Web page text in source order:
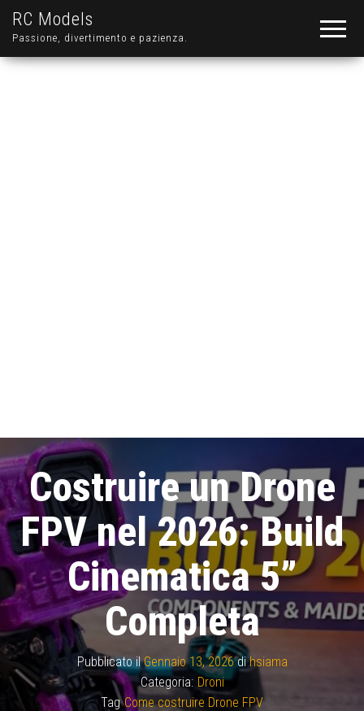
RC Models
Passione, divertimento e pazienza.
Costruire un Drone
FPV nel 2026: Build
Cinematica 5”
Completa
Pubblicato ilGennaio 13, 2026dihsiama
Categoria: Droni
Tag Come costruire Drone FPV